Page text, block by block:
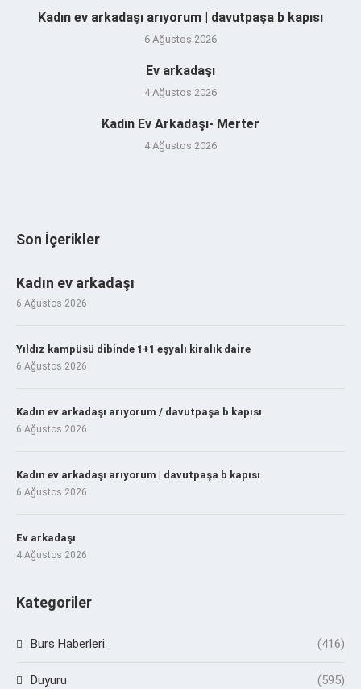
Kadın ev arkadaşı arıyorum | davutpaşa b kapısı
6 Ağustos 2026
Ev arkadaşı
4 Ağustos 2026
Kadın Ev Arkadaşı- Merter
4 Ağustos 2026
Son İçerikler
Kadın ev arkadaşı
6 Ağustos 2026
Yıldız kampüsü dibinde 1+1 eşyalı kiralık daire
6 Ağustos 2026
Kadın ev arkadaşı arıyorum / davutpaşa b kapısı
6 Ağustos 2026
Kadın ev arkadaşı arıyorum | davutpaşa b kapısı
6 Ağustos 2026
Ev arkadaşı
4 Ağustos 2026
Kategoriler
Burs Haberleri (416)
Duyuru (595)